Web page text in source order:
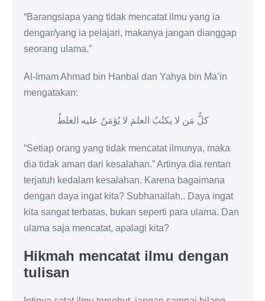
“Barangsiapa yang tidak mencatat ilmu yang ia
dengar/yang ia pelajari, makanya jangan dianggap
seorang ulama.”
Al-Imam Ahmad bin Hanbal dan Yahya bin Ma’in
mengatakan:
كلُّ مَن لا يكتُبُ العلمَ لا يُؤمَنُ عليه الغلطُ
“Setiap orang yang tidak mencatat ilmunya, maka
dia tidak aman dari kesalahan.” Artinya dia rentan
terjatuh kedalam kesalahan. Karena bagaimana
dengan daya ingat kita? Subhanallah.. Daya ingat
kita sangat terbatas, bukan seperti para ulama. Dan
ulama saja mencatat, apalagi kita?
Hikmah mencatat ilmu dengan
tulisan